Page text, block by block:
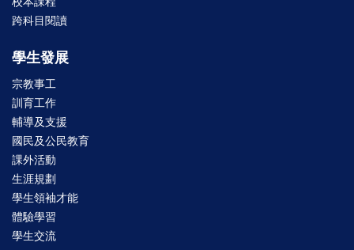
跨科目閱讀
學生發展
宗教事工
訓育工作
輔導及支援
國民及公民教育
課外活動
生涯規劃
學生領袖才能
體驗學習
學生交流